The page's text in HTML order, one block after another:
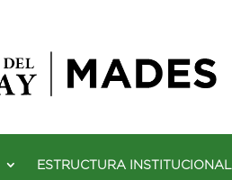
ESTRUCTURA INSTITUCIONAL